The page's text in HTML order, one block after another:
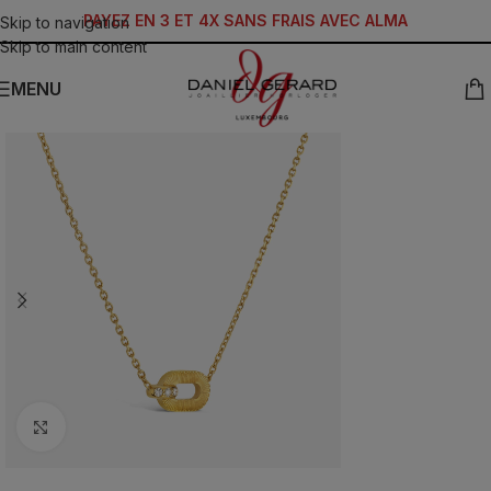
Skip to navigation
Skip to main content
PAYEZ EN 3 ET 4X SANS FRAIS AVEC ALMA
MENU